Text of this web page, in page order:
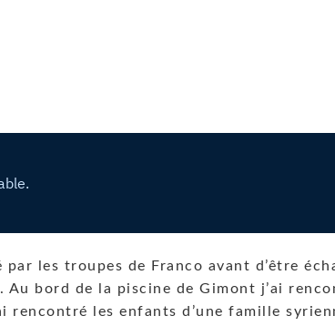
les troupes de Franco avant d’être
bord de la piscine de Gimont j’ai
rencontré les enfants d’une famille